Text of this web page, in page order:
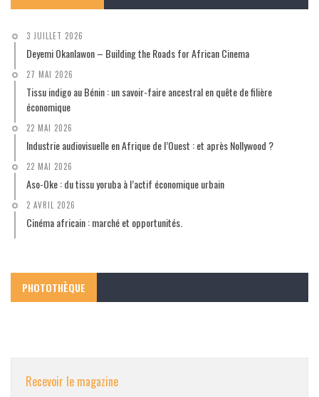
3 JUILLET 2026
Deyemi Okanlawon – Building the Roads for African Cinema
27 MAI 2026
Tissu indigo au Bénin : un savoir-faire ancestral en quête de filière
économique
22 MAI 2026
Industrie audiovisuelle en Afrique de l’Ouest : et après Nollywood ?
22 MAI 2026
Aso-Oke : du tissu yoruba à l’actif économique urbain
2 AVRIL 2026
Cinéma africain : marché et opportunités.
PHOTOTHÈQUE
Recevoir le magazine